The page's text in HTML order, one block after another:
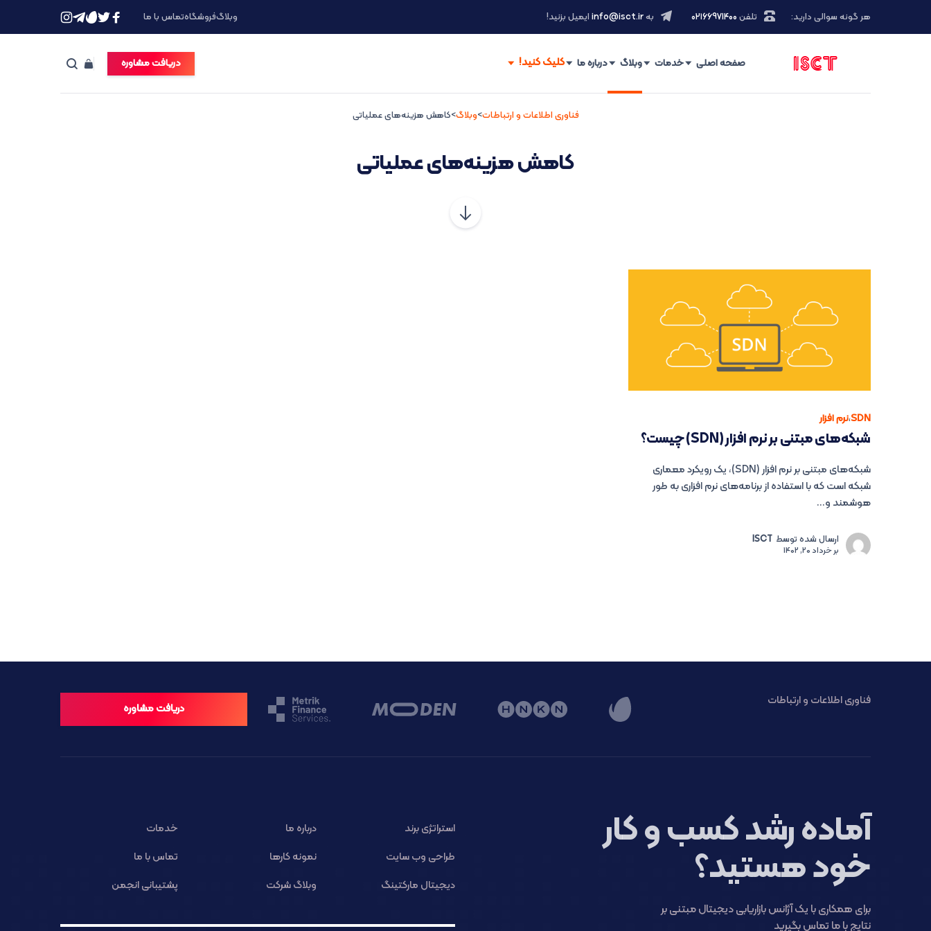
هر گونه سوالی دارید: تلفن ۰۲۱66971400 بهinfo@isct.ir ایمیل بزنید! وبلاگفروشگاهتماس با ما
صفحه اصلی خدمات وبلاگ درباره ما دریافت مشاوره
فناوری اطلاعات و ارتباطات>وبلاگ>کاهش هزینه‌های عملیاتی
کاهش هزینه‌های عملیاتی
SDN،نرم افزار
شبکه‌های مبتنی بر نرم افزار (SDN) چیست؟
شبکه‌های مبتنی بر نرم افزار (SDN)، یک رویکرد معماری
شبکه است که با استفاده از برنامه‌های نرم افزاری به طور
هوشمند و...
ارسال شده توسط ISCT
برخرداد 20, 1402
فناوری اطلاعات و ارتباطات
دریافت مشاوره
آماده رشد کسب و کار
خود هستید؟
برای همکاری با یک آژانس بازاریابی دیجیتال مبتنی بر
نتایج با ما تماس بگیرید
استراتژی برند درباره ما
خدمات
طراحی وب سایت
نمونه کارها
تماس با ما
دیجیتال مارکتینگ
وبلاگ شرکت پشتیبانی انجمن